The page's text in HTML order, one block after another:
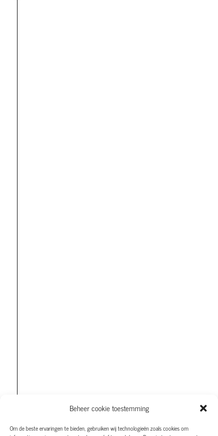
Beheer cookie toestemming
Om de beste ervaringen te bieden, gebruiken wij technologieën zoals cookies om